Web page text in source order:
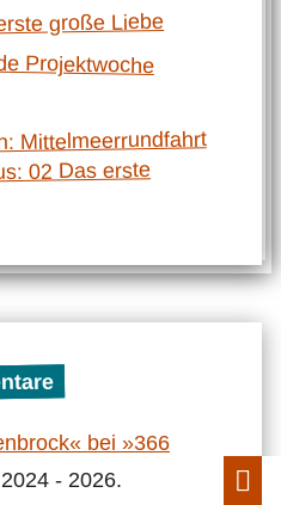
große Liebe
Projektwoche
Mittelmeerrundfahrt
02 Das erste
bei »366
Dezember 26«
2024 - 2026.